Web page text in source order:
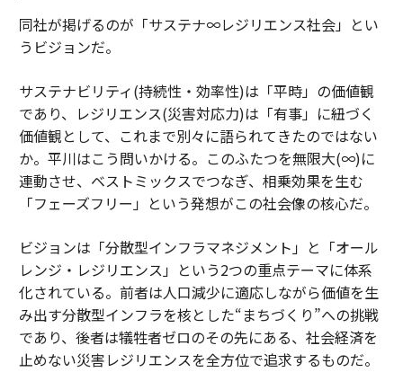
同社が掲げるのが「サステナ∞レジリエンス社会」とい
うビジョンだ。
サステナビリティ(持続性・効率性)は「平時」の価値観
であり、レジリエンス(災害対応力)は「有事」に紐づく
価値観として、これまで別々に語られてきたのではない
か。平川はこう問いかける。このふたつを無限大(∞)に
連動させ、ベストミックスでつなぎ、相乗効果を生む
「フェーズフリー」という発想がこの社会像の核心だ。
ビジョンは「分散型インフラマネジメント」と「オール
レンジ・レジリエンス」という2つの重点テーマに体系
化されている。前者は人口減少に適応しながら価値を生
み出す分散型インフラを核とした“まちづくり”への挑戦
であり、後者は犠牲者ゼロのその先にある、社会経済を
止めない災害レジリエンスを全方位で追求するものだ。